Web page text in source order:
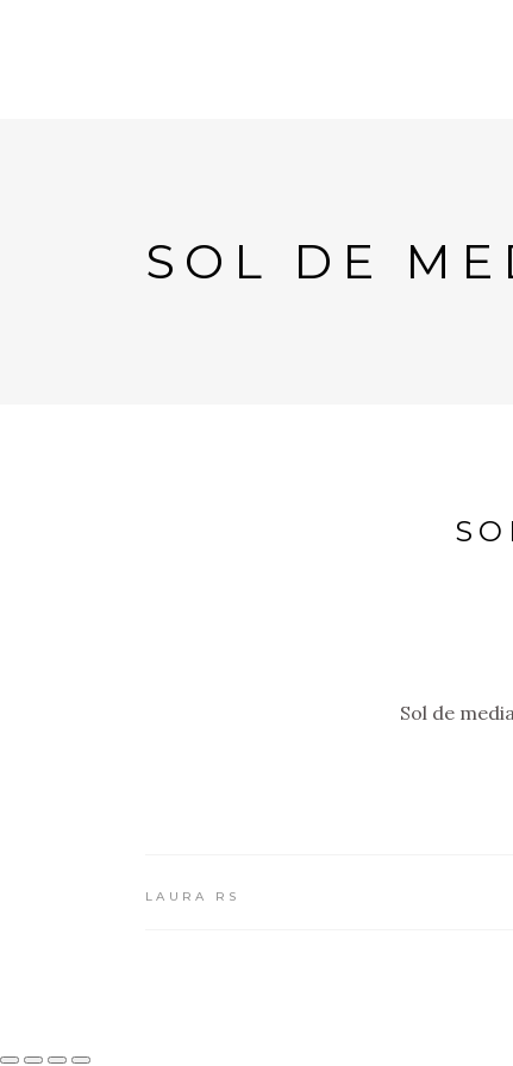
SOL DE
Sol de
LAURA RS